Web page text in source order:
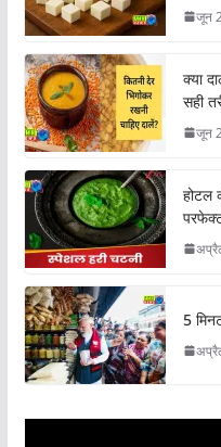
जून
क्या
सही
जून
होटल
5